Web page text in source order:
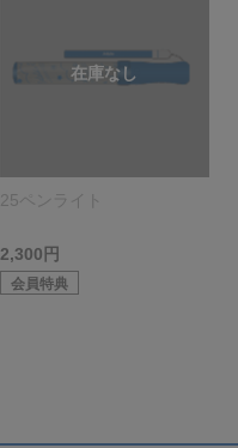
25ペンライト
2,300円
会員特典